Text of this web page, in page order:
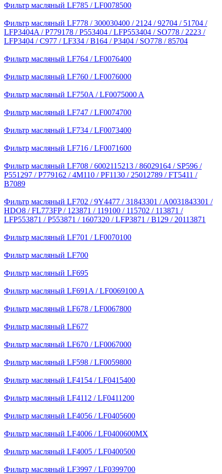
Фильтр масляный LF785 / LF0078500
Фильтр масляный LF778 / 300030400 / 2124 / 92704 / 51704 /
LFP3404A / P779178 / P553404 / LFP553404 / SO778 / 2223 /
LFP3404 / C977 / LF334 / B164 / P3404 / SO778 / 85704
Фильтр масляный LF764 / LF0076400
Фильтр масляный LF760 / LF0076000
Фильтр масляный LF750A / LF0075000 A
Фильтр масляный LF747 / LF0074700
Фильтр масляный LF734 / LF0073400
Фильтр масляный LF716 / LF0071600
Фильтр масляный LF708 / 6002115213 / 86029164 / SP596 /
P551297 / P779162 / 4M110 / PF1130 / 25012789 / FT5411 /
B7089
Фильтр масляный LF702 / 9Y4477 / 31843301 / A0031843301 /
HDO8 / FL773FP / 123871 / 119100 / 115702 / 113871 /
LFP553871 / P553871 / 1607320 / LFP3871 / B129 / 20113871
Фильтр масляный LF701 / LF0070100
Фильтр масляный LF700
Фильтр масляный LF695
Фильтр масляный LF691A / LF0069100 A
Фильтр масляный LF678 / LF0067800
Фильтр масляный LF677
Фильтр масляный LF670 / LF0067000
Фильтр масляный LF598 / LF0059800
Фильтр масляный LF4154 / LF0415400
Фильтр масляный LF4112 / LF0411200
Фильтр масляный LF4056 / LF0405600
Фильтр масляный LF4006 / LF0400600MX
Фильтр масляный LF4005 / LF0400500
Фильтр масляный LF3997 / LF0399700